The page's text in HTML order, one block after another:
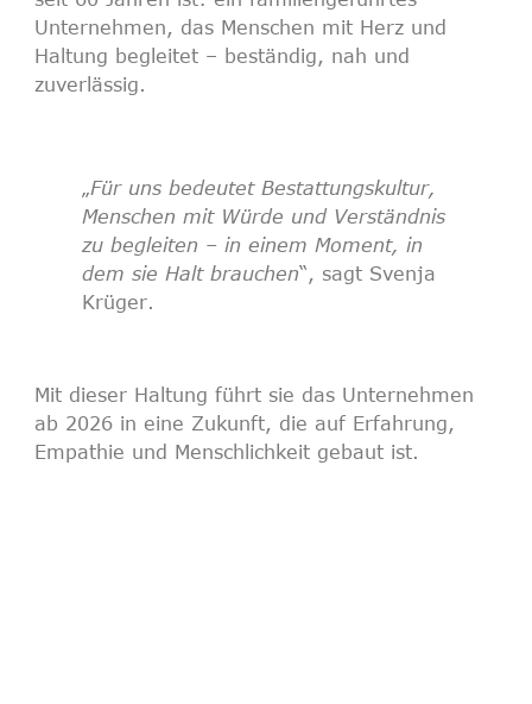
Unternehmen, das Menschen mit Herz und
Haltung begleitet – beständig, nah und
zuverlässig.
„Für uns bedeutet Bestattungskultur,
Menschen mit Würde und Verständnis
zu begleiten – in einem Moment, in
dem sie Halt brauchen“, sagt Svenja
Krüger.
Mit dieser Haltung führt sie das Unternehmen
ab 2026 in eine Zukunft, die auf Erfahrung,
Empathie und Menschlichkeit gebaut ist.